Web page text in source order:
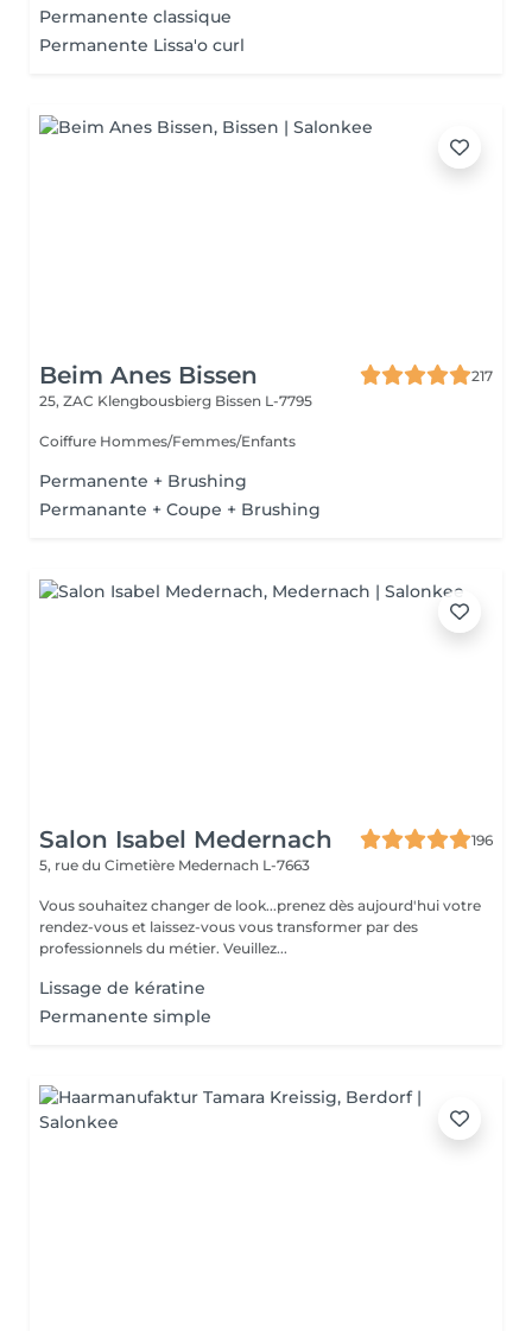
Permanente classique
Permanente Lissa'o curl
Beim Anes Bissen
217
25, ZAC Klengbousbierg Bissen L-7795
Coiffure Hommes/Femmes/Enfants
Permanente + Brushing
Permanante + Coupe + Brushing
Salon Isabel Medernach
196
5, rue du Cimetière Medernach L-7663
Vous souhaitez changer de look...prenez dès aujourd'hui votre
rendez-vous et laissez-vous vous transformer par des
professionnels du métier. Veuillez...
Lissage de kératine
Permanente simple